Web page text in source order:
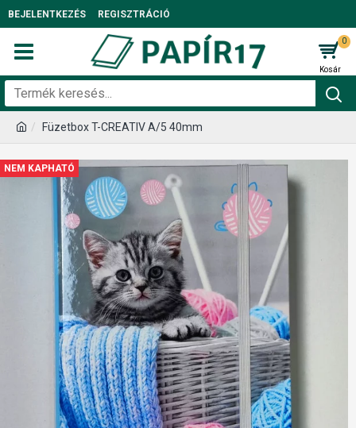
BEJELENTKEZÉS REGISZTRÁCIÓ
0
Füzetbox T-CREATIV A/5 40mm
NEM KAPHATÓ